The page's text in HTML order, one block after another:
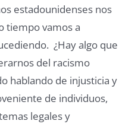
estadounidenses nos
tiempo vamos a
¿Hay algo que
del racismo
hablando de injusticia y
de individuos,
legales y